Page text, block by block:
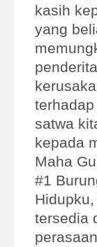
kasih
yang
satwa
kepada
Maha
#1
tersedia